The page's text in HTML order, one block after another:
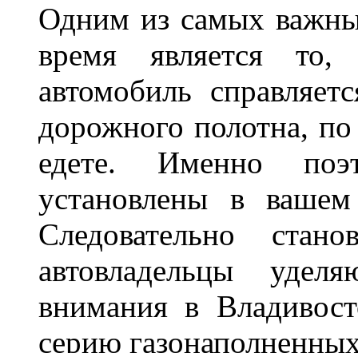
Одним из самых
время является то,
автомобиль
дорожного полотна,
едете. Именно
установлены в
Следовательно
автовладельцы
внимания в
серию